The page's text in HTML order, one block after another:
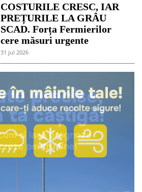
COSTURILE CRESC, IAR
PREȚURILE LA GRÂU
SCAD. Forța Fermierilor
cere măsuri urgente
31 jul 2026